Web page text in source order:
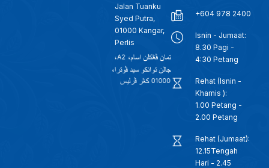
Jalan Tuanku
Syed Putra,
01000 Kangar,
Perlis
+604 978 2400
Isnin - Jumaat:
8.30 Pagi -
4:30 Petang
Rehat (Isnin -
Khamis ):
1.00 Petang -
2.00 Petang
Rehat (Jumaat):
12.15Tengah
Hari - 2.45